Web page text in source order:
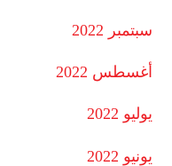
سبتمبر 2022
أغسطس 2022
يوليو 2022
يونيو 2022